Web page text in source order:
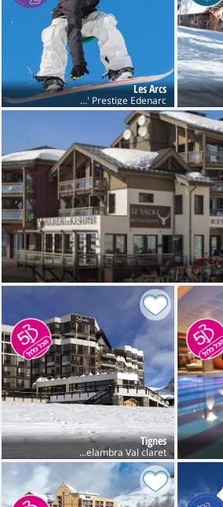
Les Arcs
Res' Prestige Edenarc
Tignes
Club Belambra Val claret חנוכה